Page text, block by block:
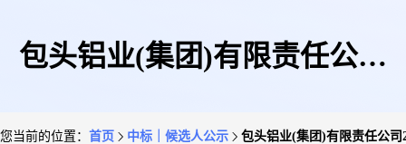
包头铝业(集团)有限责任公司
您当前的位置： 首页 中标｜候选人公示 包头铝业(集团)有限责任公